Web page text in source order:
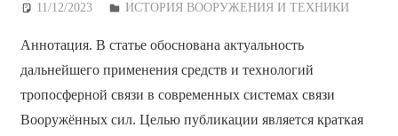
11/12/2023 Дежурный по Редакции
ИСТОРИЯ ВООРУЖЕНИЯ И ТЕХНИКИ
Аннотация. В статье обоснована актуальность
дальнейшего применения средств и технологий
тропосферной связи в современных системах связи
Вооружённых сил. Целью публикации является краткая